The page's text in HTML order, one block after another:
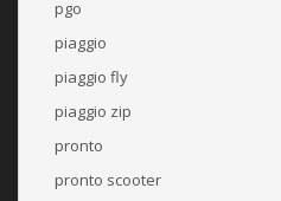
pgo
piaggio
piaggio fly
piaggio zip
pronto
pronto scooter